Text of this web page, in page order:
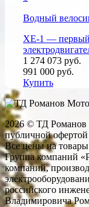
Водный
XE-1 — первый
1 274 073 руб.
991 000 руб.
Купить
2026 © ТД Романов
публичной офертой
Все цены на
Группа компаний
компаний,
российского
Владимировича